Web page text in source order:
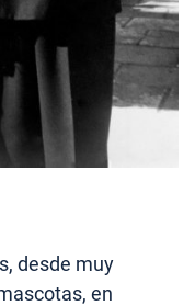
desde muy
en